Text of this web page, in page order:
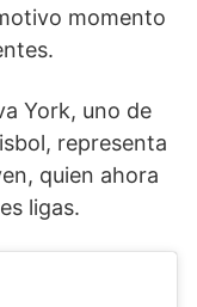
momento
York, uno de
representa
quien ahora
ligas.